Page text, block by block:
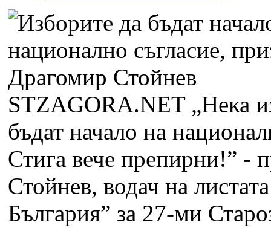
STZAGORA.NET „Нека
бъдат начало на
Стига вече препирни!” -
Стойнев, водач на
България” за 27-ми